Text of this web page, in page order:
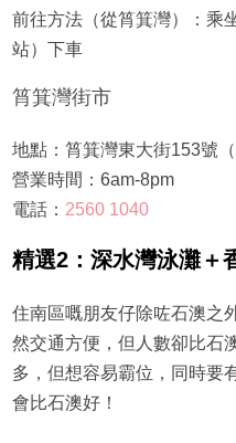
前往方法（從筲箕灣）：乘
站）下車
筲箕灣街市
地點：筲箕灣東大街153號（
營業時間：6am-8pm
電話： 2560 1040
精選2：深水灣泳灘＋
住南區嘅朋友仔除咗石澳之
然交通方便，但人數卻比石
多，但想容易霸位，同時要
會比石澳好！